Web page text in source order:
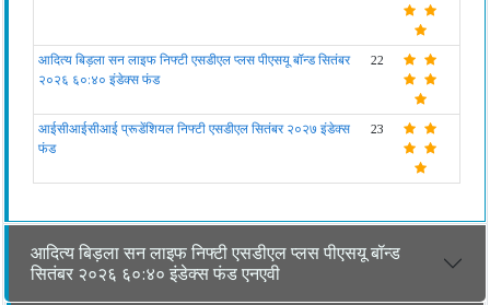
आदित्य बिड़ला सन लाइफ निफ्टी एसडीएल प्लस पीएसयू बॉन्ड सितंबर
२०२६ ६०:४० इंडेक्स फंड
22
आईसीआईसीआई प्रूडेंशियल निफ्टी एसडीएल सितंबर २०२७ इंडेक्स
फंड
23
आदित्य बिड़ला सन लाइफ निफ्टी एसडीएल प्लस पीएसयू बॉन्ड
सितंबर २०२६ ६०:४० इंडेक्स फंड एनएवी